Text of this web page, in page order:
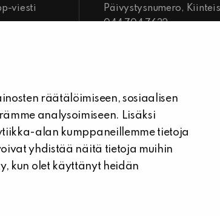
räätälöimiseen, sosiaalisen
analysoimiseen. Lisäksi
alan kumppaneillemme tietoja
yhdistää näitä tietoja muihin
kun olet käyttänyt heidän
viesti
Päivystysnumero,
044 704 7632